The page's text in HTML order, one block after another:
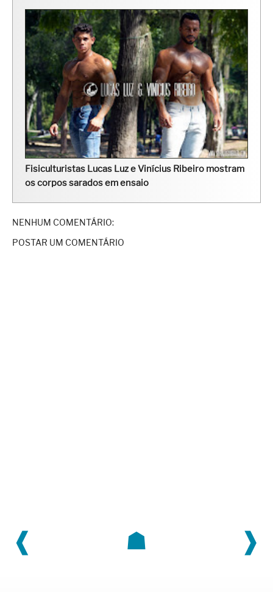
Fisiculturistas Lucas Luz e Vinícius Ribeiro mostram
os corpos sarados em ensaio
NENHUM COMENTÁRIO:
POSTAR UM COMENTÁRIO
❰ ❱
☗